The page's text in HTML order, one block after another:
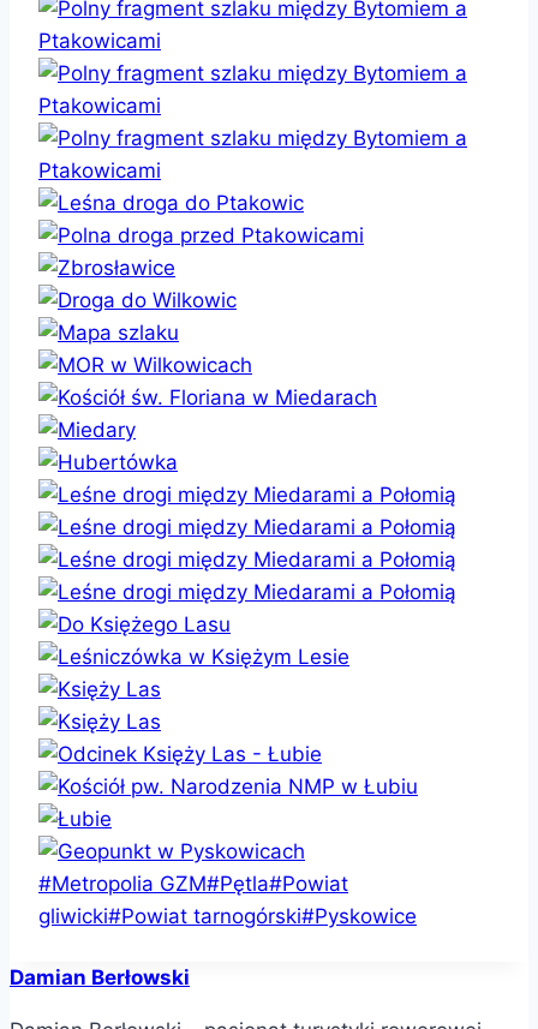
Tagi
wpisu:
#Metropolia GZM#Pętla#Powiat
gliwicki#Powiat tarnogórski#Pyskowice
Damian Berłowski